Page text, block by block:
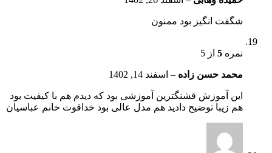
شگفت انگیز بود ممنون
نمره 5 از 5
محمد حسن زاده – اسفند 14, 1402
این آموزش قشنگترین آموزشی بود که دیدم هم با کیفیت بود
هم زیبا توضیح دادید هم مدل عالی بود خداقوت خانم عباسیان